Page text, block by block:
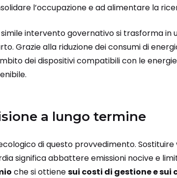
l’occupazione e ad alimentare la
intervento governativo si trasforma in
Grazie alla riduzione dei consumi di
dei dispositivi compatibili con le
a lungo termine
di questo provvedimento.
significa abbattere emissioni nocive e
che si ottienesui costi di gestione e sui